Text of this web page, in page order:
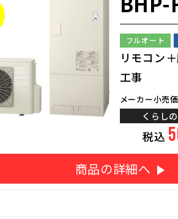
フルオート
リモコン
工事
メーカー小売
くらし
税込
商品の詳細へ